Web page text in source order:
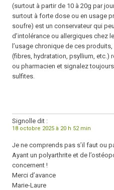
(surtout à partir de 10 à 20g par
surtout à forte dose ou en usage
soufre) est un conservateur qui
d’intolérance ou allergiques chez
l’usage chronique de ces
(fibres, hydratation, psyllium, etc.)
ou pharmacien et signalez
sulfites.
Signolle dit :
18 octobre 2025 à 20 h 52 min
Je ne comprends pas s’il faut ou
Ayant un polyarthrite et de
concernent !
Merci d’avance
Marie-Laure